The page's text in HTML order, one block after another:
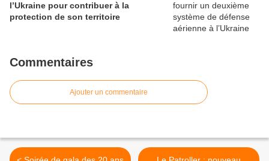
l’Ukraine pour contribuer à la
protection de son territoire
Commentaires
Ajouter un commentaire